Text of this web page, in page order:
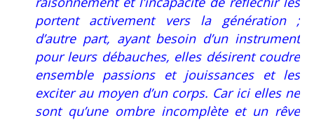
portent activement vers la génération ;
d’autre part, ayant besoin d’un instrument
pour leurs débauches, elles désirent coudre
ensemble passions et jouissances et les
exciter au moyen d’un corps. Car ici elles ne
sont qu’une ombre incomplète et un rêve